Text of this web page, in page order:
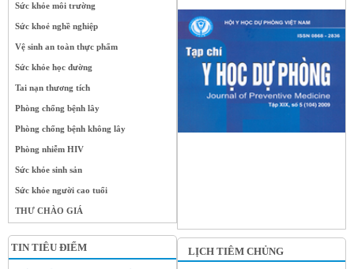
Sức khỏe môi trường
Sức khoẻ nghề nghiệp
Vệ sinh an toàn thực phẩm
Sức khỏe học đường
Tai nạn thương tích
Phòng chống bệnh lây
Phòng chống bệnh không lây
Phòng nhiễm HIV
Sức khỏe sinh sản
Sức khỏe người cao tuổi
THƯ CHÀO GIÁ
TIN TIÊU ĐIỂM LỊCH TIÊM CHỦNG